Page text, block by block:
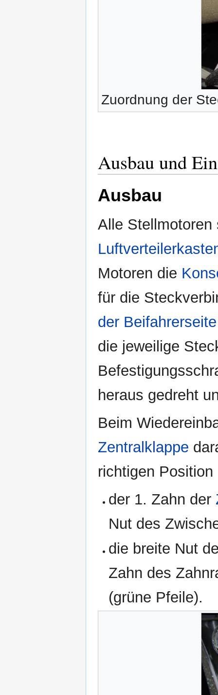
Zuordnung der
Ausbau und
Ausbau
Alle Stellmotoren
Motoren die
für die
der Beifahrerseite
die jeweilige
heraus gedreht
Beim
Zentralklappe
richtigen
der 1. Zahn der
Nut des
die breite Nut
Zahn des
(grüne Pfeile).